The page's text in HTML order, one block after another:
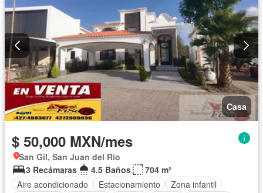
Casa
$ 50,000 MXN/mes
San Gil, San Juan del Río
3 Recámaras
4.5 Baños
704 m²
Aire acondicionado
Estacionamiento
Zona infantil